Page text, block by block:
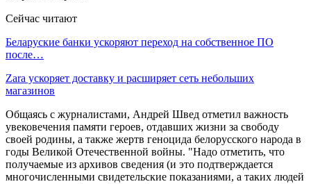
Сейчас читают
Беларуские банки ускоряют переход на собственное ПО
после…
Zara ускоряет доставку и расширяет сеть небольших
магазинов
Общаясь с журналистами, Андрей Швед отметил важность
увековечения памяти героев, отдавших жизни за свободу
своей родины, а также жертв геноцида белорусского народа в
годы Великой Отечественной войны. "Надо отметить, что
получаемые из архивов сведения (и это подтверждается
многочисленными свидетельские показаниями, а таких людей